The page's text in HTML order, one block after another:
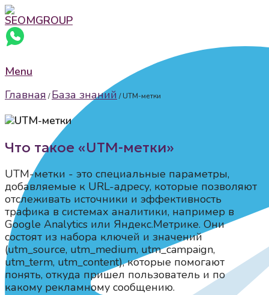
Menu
Главная /База знаний /UTM-метки
Что такое «UTM-метки»
UTM-метки - это специальные параметры,
добавляемые к URL-адресу, которые позволяют
отслеживать источники и эффективность
трафика в системах аналитики, например в
Google Analytics или Яндекс.Метрике. Они
состоят из набора ключей и значений
(utm_source, utm_medium, utm_campaign,
utm_term, utm_content), которые помогают
понять, откуда пришел пользователь и по
какому рекламному сообщению.